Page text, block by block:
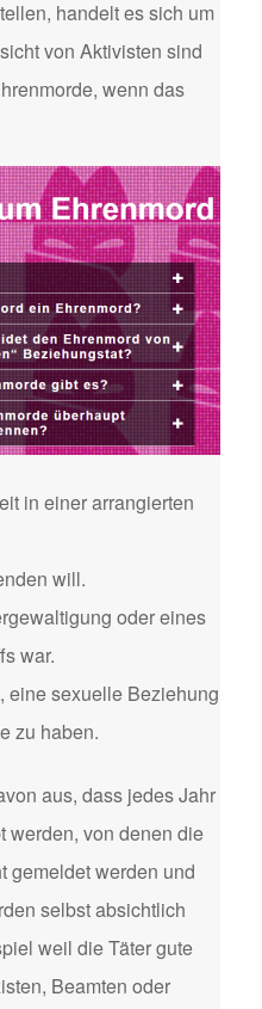
handelt es sich um
von Aktivisten sind
wenn das
in einer arrangierten
will.
oder eines
war.
eine sexuelle Beziehung
zu haben.
aus, dass jedes Jahr
werden, von denen die
gemeldet werden und
selbst absichtlich
weil die Täter gute
Beamten oder